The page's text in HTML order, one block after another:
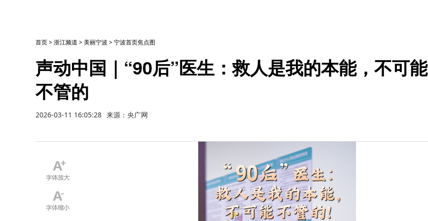
首页>浙江频道 >美丽宁波 >宁波首页焦点图
声动中国｜“90后”医生：救人是我的本能，不可能
不管的
2026-03-11 16:05:28 来源：央广网